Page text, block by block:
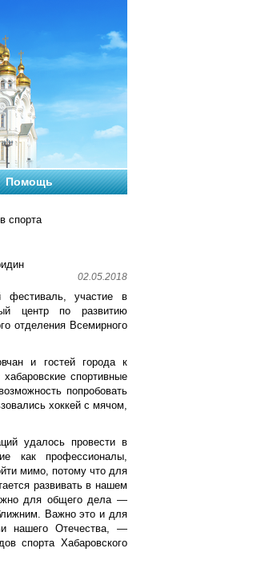
Помощь
спорта
02.05.2018
участие в
центр по развитию
отделения Всемирного
и гостей города к
спортивные
попробовать
хоккей с мячом,
удалось провести в
как профессионалы,
мимо, потому что для
развивать в нашем
для общего дела —
Важно это и для
нашего Отечества, —
спорта Хабаровского